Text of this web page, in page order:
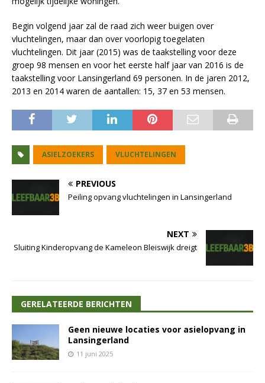
Begin volgend jaar zal de raad zich weer buigen over
vluchtelingen, maar dan over voorlopig toegelaten
vluchtelingen. Dit jaar (2015) was de taakstelling voor deze
groep 98 mensen en voor het eerste half jaar van 2016 is de
taakstelling voor Lansingerland 69 personen. In de jaren 2012,
2013 en 2014 waren de aantallen: 15, 37 en 53 mensen.
ASIELZOEKERS VLUCHTELINGEN
PREVIOUS
Peiling opvang vluchtelingen in Lansingerland
NEXT
Sluiting Kinderopvang de Kameleon Bleiswijk dreigt
GERELATEERDE BERICHTEN
Geen nieuwe locaties voor asielopvang in
Lansingerland
11 juni 2025